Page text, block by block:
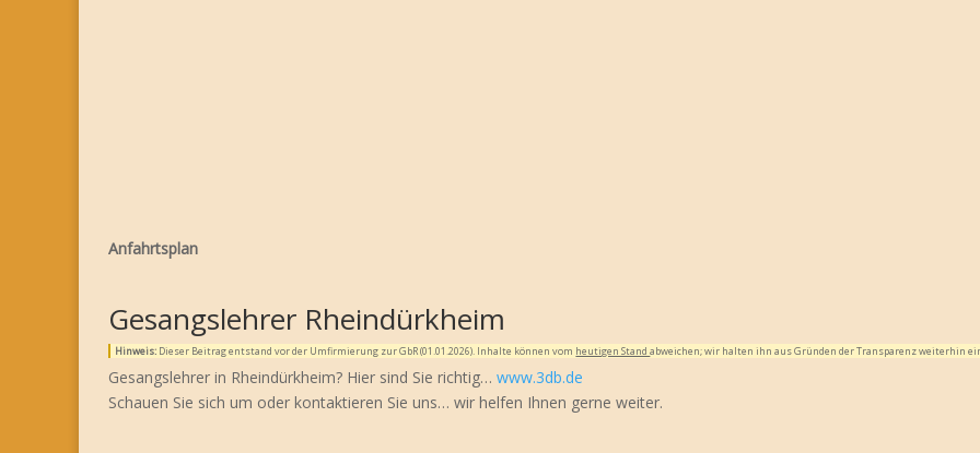
Anfahrtsplan
Gesangslehrer Rheindürkheim
Hinweis: Dieser Beitrag entstand vor der Umfirmierung zur GbR (01.01.2026). Inhalte können vom heutigen Standabweichen; wir halten ihn aus Gründen der Transparenz weiterhin
Gesangslehrer in Rheindürkheim? Hier sind Sie richtig…www.3db.de
Schauen Sie sich um oder kontaktieren Sie uns… wir helfen Ihnen gerne weiter.